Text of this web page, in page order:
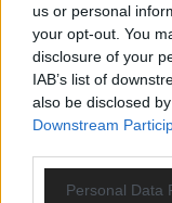
us or personal
your opt-out. You
disclosure of your
IAB’s list of
also be disclosed
Downstream
Personal Data